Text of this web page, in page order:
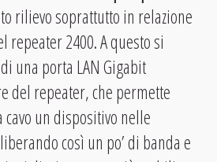
rilievo soprattutto in relazione
repeater 2400. A questo si
una porta LAN Gigabit
del repeater, che permette
un dispositivo nelle
così un po’ di banda e